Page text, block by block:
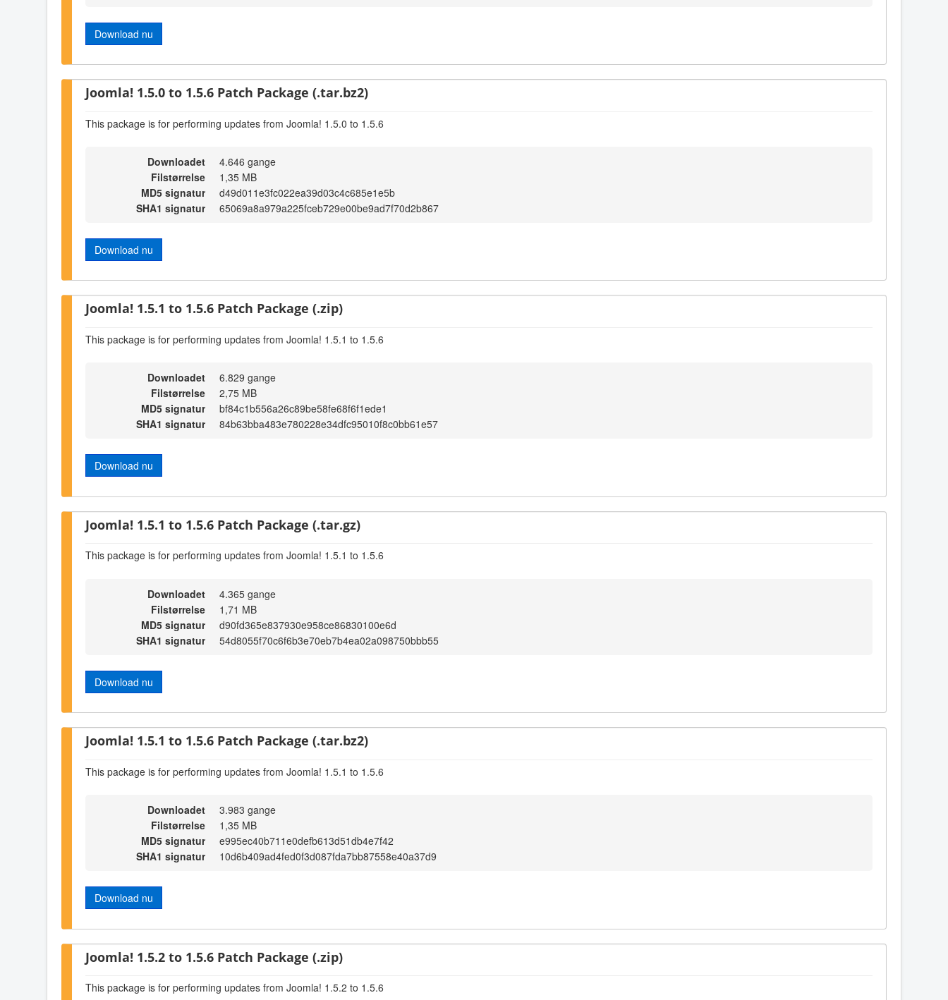
Download nu
Joomla! 1.5.0 to 1.5.6 Patch Package (.tar.bz2)
This package is for performing updates from Joomla! 1.5.0 to 1.5.6
Downloadet
4.646 gange
Filstørrelse
1,35 MB
MD5 signatur
d49d011e3fc022ea39d03c4c685e1e5b
SHA1 signatur
65069a8a979a225fceb729e00be9ad7f70d2b867
Download nu
Joomla! 1.5.1 to 1.5.6 Patch Package (.zip)
This package is for performing updates from Joomla! 1.5.1 to 1.5.6
Downloadet
6.829 gange
Filstørrelse
2,75 MB
MD5 signatur
bf84c1b556a26c89be58fe68f6f1ede1
SHA1 signatur
84b63bba483e780228e34dfc95010f8c0bb61e57
Download nu
Joomla! 1.5.1 to 1.5.6 Patch Package (.tar.gz)
This package is for performing updates from Joomla! 1.5.1 to 1.5.6
Downloadet
4.365 gange
Filstørrelse
1,71 MB
MD5 signatur
d90fd365e837930e958ce86830100e6d
SHA1 signatur
54d8055f70c6f6b3e70eb7b4ea02a098750bbb55
Download nu
Joomla! 1.5.1 to 1.5.6 Patch Package (.tar.bz2)
This package is for performing updates from Joomla! 1.5.1 to 1.5.6
Downloadet
3.983 gange
Filstørrelse
1,35 MB
MD5 signatur
e995ec40b711e0defb613d51db4e7f42
SHA1 signatur
10d6b409ad4fed0f3d087fda7bb87558e40a37d9
Download nu
Joomla! 1.5.2 to 1.5.6 Patch Package (.zip)
This package is for performing updates from Joomla! 1.5.2 to 1.5.6